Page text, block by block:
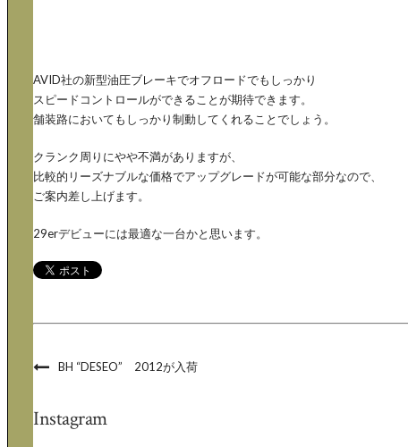
AVID社の新型油圧ブレーキでオフロードでもしっかり
スピードコントロールができることが期待できます。
舗装路においてもしっかり制動してくれることでしょう。
クランク周りにやや不満がありますが、
比較的リーズナブルな価格でアップグレードが可能な部分なので、
ご案内差し上げます。
29erデビューには最適な一台かと思います。
BH “DESEO” 2012が入荷
Instagram